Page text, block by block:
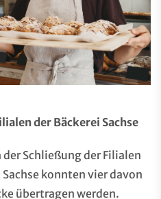
der Bäckerei Sachse
Schließung der Filialen
konnten vier davon
übertragen werden.